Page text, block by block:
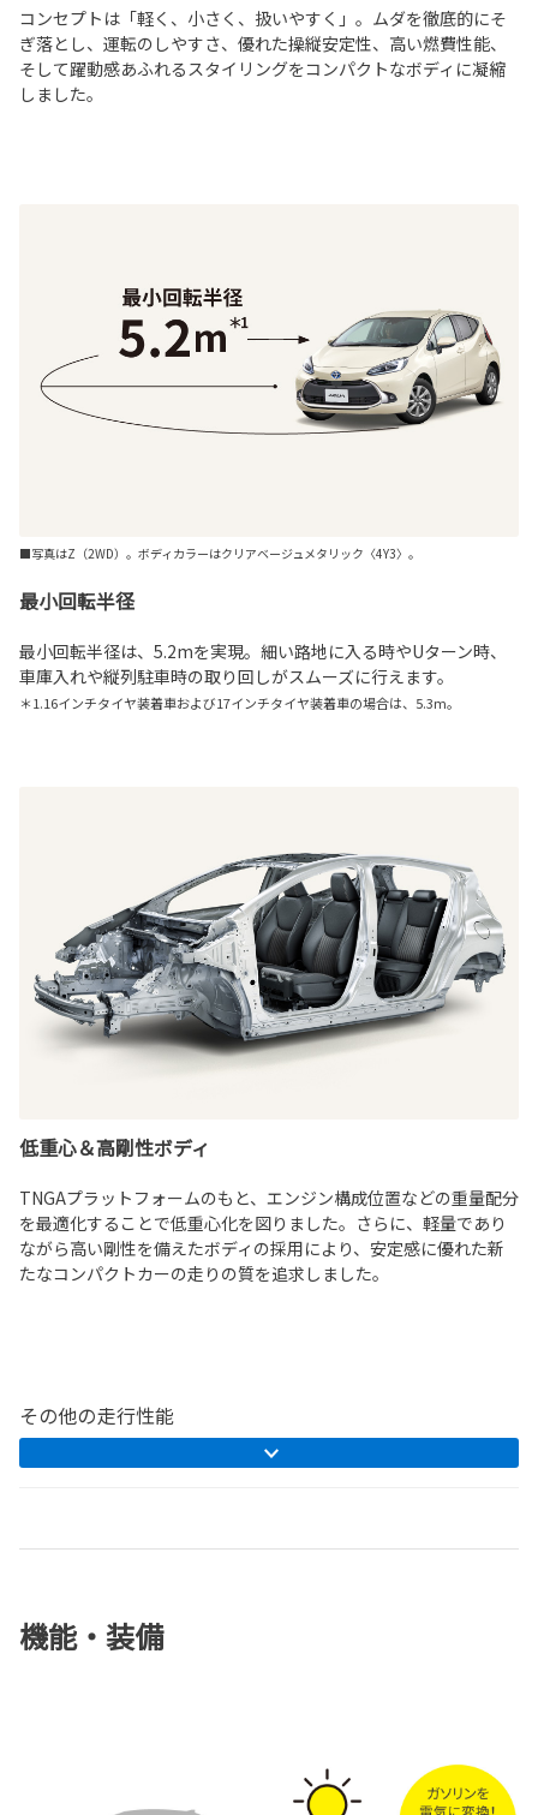
コンセプトは「軽く、小さく、扱いやすく」。ムダを徹底的にそ
ぎ落とし、運転のしやすさ、優れた操縦安定性、高い燃費性能、
そして躍動感あふれるスタイリングをコンパクトなボディに凝縮
しました。
■写真はZ（2WD）。ボディカラーはクリアベージュメタリック〈4Y3〉。
最小回転半径
最小回転半径は、5.2mを実現。細い路地に入る時やUターン時、
車庫入れや縦列駐車時の取り回しがスムーズに行えます。
＊1.16インチタイヤ装着車および17インチタイヤ装着車の場合は、5.3m。
低重心＆高剛性ボディ
TNGAプラットフォームのもと、エンジン構成位置などの重量配分
を最適化することで低重心化を図りました。さらに、軽量であり
ながら高い剛性を備えたボディの採用により、安定感に優れた新
たなコンパクトカーの走りの質を追求しました。
その他の走行性能
機能・装備